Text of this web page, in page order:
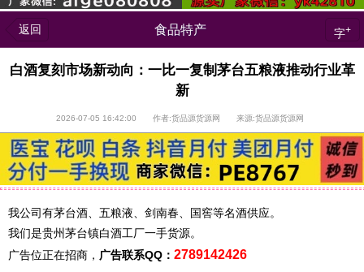
返回 食品特产 字+
白酒复刻市场新动向：一比一复制茅台五粮液推动行业革
新
2026-07-05 16:42:00 作者:货品源货源网 来源:货品源货源网
我公司有茅台酒、五粮液、剑南春、国窖等名酒供应。
我们是贵州茅台镇白酒工厂一手货源。
广告位正在招商， 广告联系QQ： 2789142426